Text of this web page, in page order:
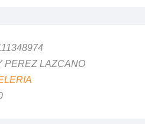
PEREZ LAZCANO